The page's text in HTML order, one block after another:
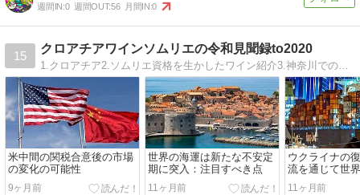
週間IN:0 週間OUT:56 月間IN:0
15
クロアチアワインソムリエの令和見聞録to2020
1.クロアチア2.ソムリエ資格を生かしたワイン紹介3.神奈川での子育て、グルメ4.横浜中華街で覚えた算命学5.海事代理士資格を生かした、海事貿易関連
米中間の関税合意後の市場
の変化の可能性
9ヶ月前
世界の海運は新たな不安定
期に突入：注目すべき点
11ヶ月前
ウクライナの
流を通じて世
ような影響を
11ヶ月前